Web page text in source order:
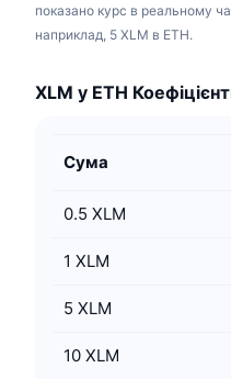
показано курс в реальному
наприклад, 5 XLM в ETH.
XLM у ETH
Сума
0.5 XLM
1 XLM
5 XLM
10 XLM